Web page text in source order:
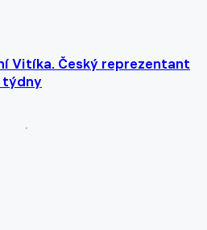
Vitíka. Český reprezentant
týdny